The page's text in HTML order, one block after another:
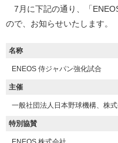
7月に下記の通り、「
ので、お知らせいたします。
名称
ENEOS 侍ジャパン強化試合
主催
一般社団法人日本野球機構、株
特別協賛